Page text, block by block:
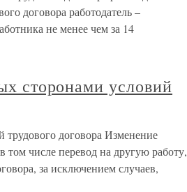
договора работодатель –
не менее чем за 14
сторонами условий
договора Изменение
том числе перевод на другую работу,
за исключением случаев,